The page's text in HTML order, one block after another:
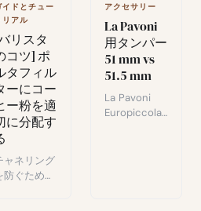
ス。
イドとチュー
リアル
リスタ
コツ] ポ
タフィル
ーにコー
ー粉を適
に分配す
ャネリング
防ぐための
アクセサリー
La Pavoni
用タンパー
51 mm vs
51.5 mm
La Pavoni
Europiccola